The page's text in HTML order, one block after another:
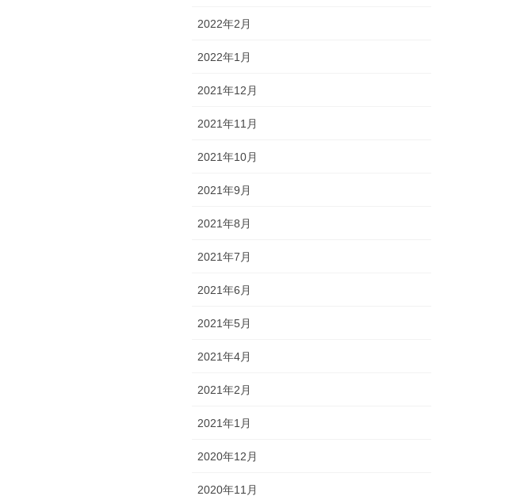
2022年2月
2022年1月
2021年12月
2021年11月
2021年10月
2021年9月
2021年8月
2021年7月
2021年6月
2021年5月
2021年4月
2021年2月
2021年1月
2020年12月
2020年11月